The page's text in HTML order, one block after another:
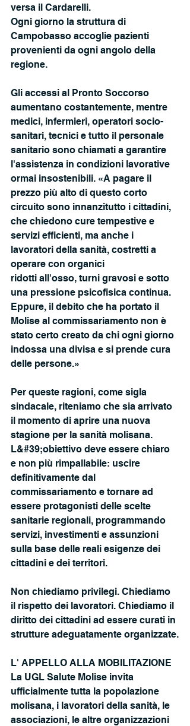
versa il Cardarelli.
Ogni giorno la struttura di
Campobasso accoglie pazienti
provenienti da ogni angolo della
regione.
Gli accessi al Pronto Soccorso
aumentano costantemente, mentre
medici, infermieri, operatori socio-
sanitari, tecnici e tutto il personale
sanitario sono chiamati a garantire
l'assistenza in condizioni lavorative
ormai insostenibili. «A pagare il
prezzo più alto di questo corto
circuito sono innanzitutto i cittadini,
che chiedono cure tempestive e
servizi efficienti, ma anche i
lavoratori della sanità, costretti a
operare con organici
ridotti all'osso, turni gravosi e sotto
una pressione psicofisica continua.
Eppure, il debito che ha portato il
Molise al commissariamento non è
stato certo creato da chi ogni giorno
indossa una divisa e si prende cura
delle persone.»
Per queste ragioni, come sigla
sindacale, riteniamo che sia arrivato
il momento di aprire una nuova
stagione per la sanità molisana.
L&#39;obiettivo deve essere chiaro
e non più rimpallabile: uscire
definitivamente dal
commissariamento e tornare ad
essere protagonisti delle scelte
sanitarie regionali, programmando
servizi, investimenti e assunzioni
sulla base delle reali esigenze dei
cittadini e dei territori.
Non chiediamo privilegi. Chiediamo
il rispetto dei lavoratori. Chiediamo il
diritto dei cittadini ad essere curati in
strutture adeguatamente organizzate.
L' APPELLO ALLA MOBILITAZIONE
La UGL Salute Molise invita
ufficialmente tutta la popolazione
molisana, i lavoratori della sanità, le
associazioni, le altre organizzazioni